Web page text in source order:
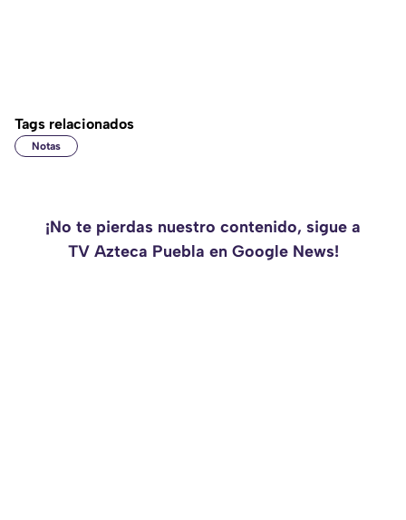
Tags relacionados
Notas
¡No te pierdas nuestro contenido, sigue a
TV Azteca Puebla en Google News!